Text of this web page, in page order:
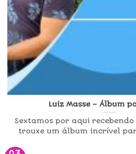
Luiz Masse – Álbum
Sextamos por aqui recebendo
trouxe um álbum incrível